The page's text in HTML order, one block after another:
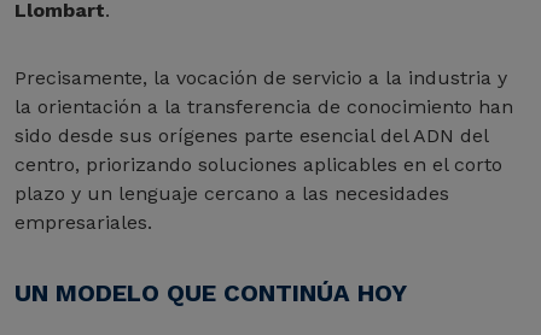
Llombart.
Precisamente, la vocación de servicio a la industria y
la orientación a la transferencia de conocimiento han
sido desde sus orígenes parte esencial del ADN del
centro, priorizando soluciones aplicables en el corto
plazo y un lenguaje cercano a las necesidades
empresariales.
UN MODELO QUE CONTINÚA HOY